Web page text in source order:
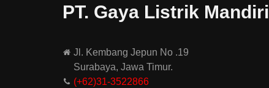
PT. Gaya Listrik Mandiri
Jl. Kembang Jepun No .19
Surabaya, Jawa Timur.
(+62)31-3522866